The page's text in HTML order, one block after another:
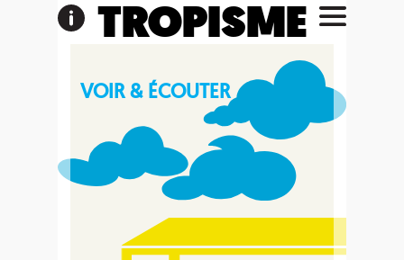
TROPISME
VOIR & ÉCOUTER